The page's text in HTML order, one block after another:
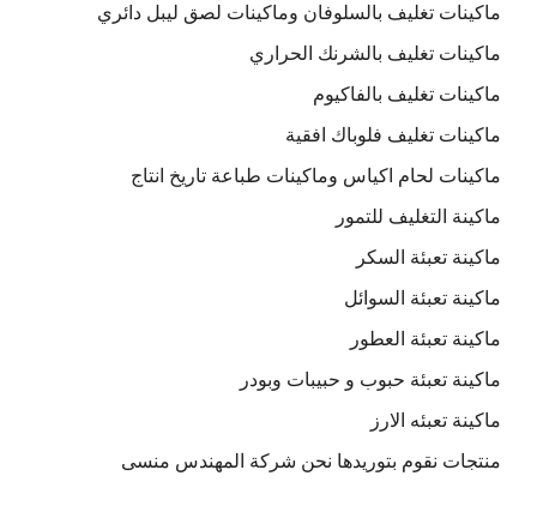
ماكينات تغليف بالسلوفان وماكينات لصق ليبل دائري
ماكينات تغليف بالشرنك الحراري
ماكينات تغليف بالفاكيوم
ماكينات تغليف فلوباك افقية
ماكينات لحام اكياس وماكينات طباعة تاريخ انتاج
ماكينة التغليف للتمور
ماكينة تعبئة السكر
ماكينة تعبئة السوائل
ماكينة تعبئة العطور
ماكينة تعبئة حبوب و حبيبات وبودر
ماكينة تعبئه الارز
منتجات نقوم بتوريدها نحن شركة المهندس منسى